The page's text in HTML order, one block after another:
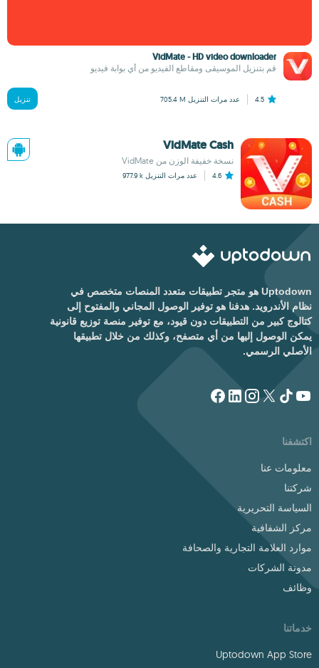
VidMate - HD video downloader
قم بتنزيل الموسيقى ومقاطع الفيديو من أي بوابة فيديو
4.5
705.4 M عدد مرات التنزيل تنزيل
VidMate Cash
نسخة خفيفة الوزن من VidMate
4.6
977.9 k عدد مرات التنزيل
Uptodown هو متجر تطبيقات متعدد المنصات متخصص في
نظام الأندرويد. هدفنا هو توفير الوصول المجاني والمفتوح إلى
كتالوج كبير من التطبيقات دون قيود، مع توفير منصة توزيع قانونية
يمكن الوصول إليها من أي متصفح، وكذلك من خلال تطبيقها
الأصلي الرسمي.
اكتشفنا
معلومات عنا
شركتنا
السياسة التحريرية
مركز الشفافية
موارد العلامة التجارية والصحافة
مدونة الشركات
وظائف
خدماتنا
Uptodown App Store